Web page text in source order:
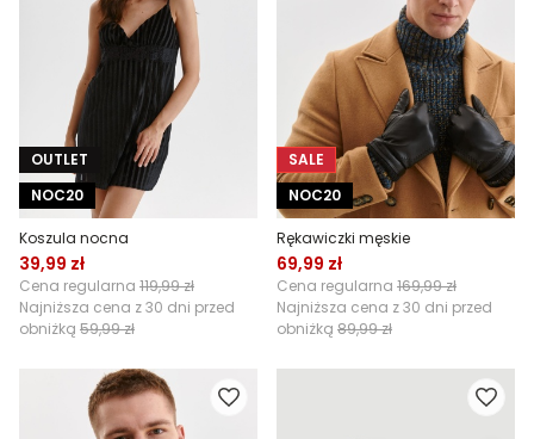
OUTLET
NOC20
Koszula nocna
39,99 zł
Cena regularna 119,99 zł
Najniższa cena z 30 dni przed
obniżką 59,99 zł
SALE
NOC20
Rękawiczki męskie
69,99 zł
Cena regularna 169,99 zł
Najniższa cena z 30 dni przed
obniżką 89,99 zł